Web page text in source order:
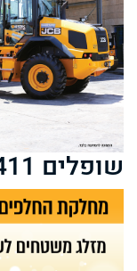
שופלים 411 413